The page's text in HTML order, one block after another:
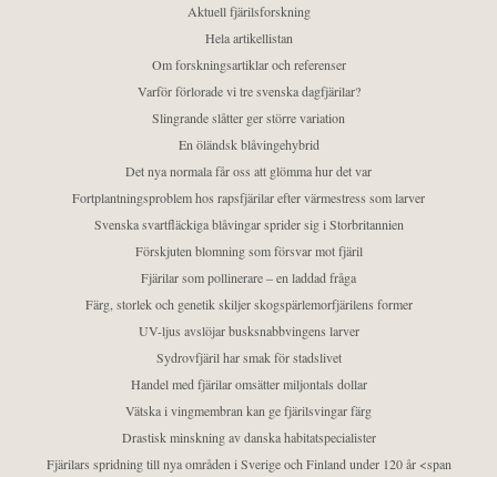
Aktuell fjärilsforskning
Hela artikellistan
Om forskningsartiklar och referenser
Varför förlorade vi tre svenska dagfjärilar?
Slingrande slåtter ger större variation
En öländsk blåvingehybrid
Det nya normala får oss att glömma hur det var
Fortplantningsproblem hos rapsfjärilar efter värmestress som larver
Svenska svartfläckiga blåvingar sprider sig i Storbritannien
Förskjuten blomning som försvar mot fjäril
Fjärilar som pollinerare – en laddad fråga
Färg, storlek och genetik skiljer skogspärlemorfjärilens former
UV-ljus avslöjar busksnabbvingens larver
Sydrovfjäril har smak för stadslivet
Handel med fjärilar omsätter miljontals dollar
Vätska i vingmembran kan ge fjärilsvingar färg
Drastisk minskning av danska habitatspecialister
Fjärilars spridning till nya områden i Sverige och Finland under 120 år <span